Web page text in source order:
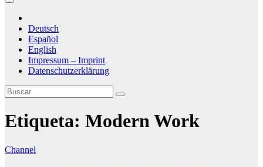
Deutsch
Español
English
Impressum – Imprint
Datenschutzerklärung
Etiqueta: Modern Work
Channel